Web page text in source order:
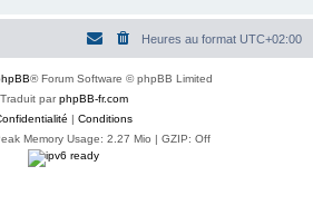
Heures au format UTC+02:00
® Forum Software © phpBB Limited
Traduit parphpBB-fr.com
| Conditions
Memory Usage: 2.27 Mio | GZIP: Off